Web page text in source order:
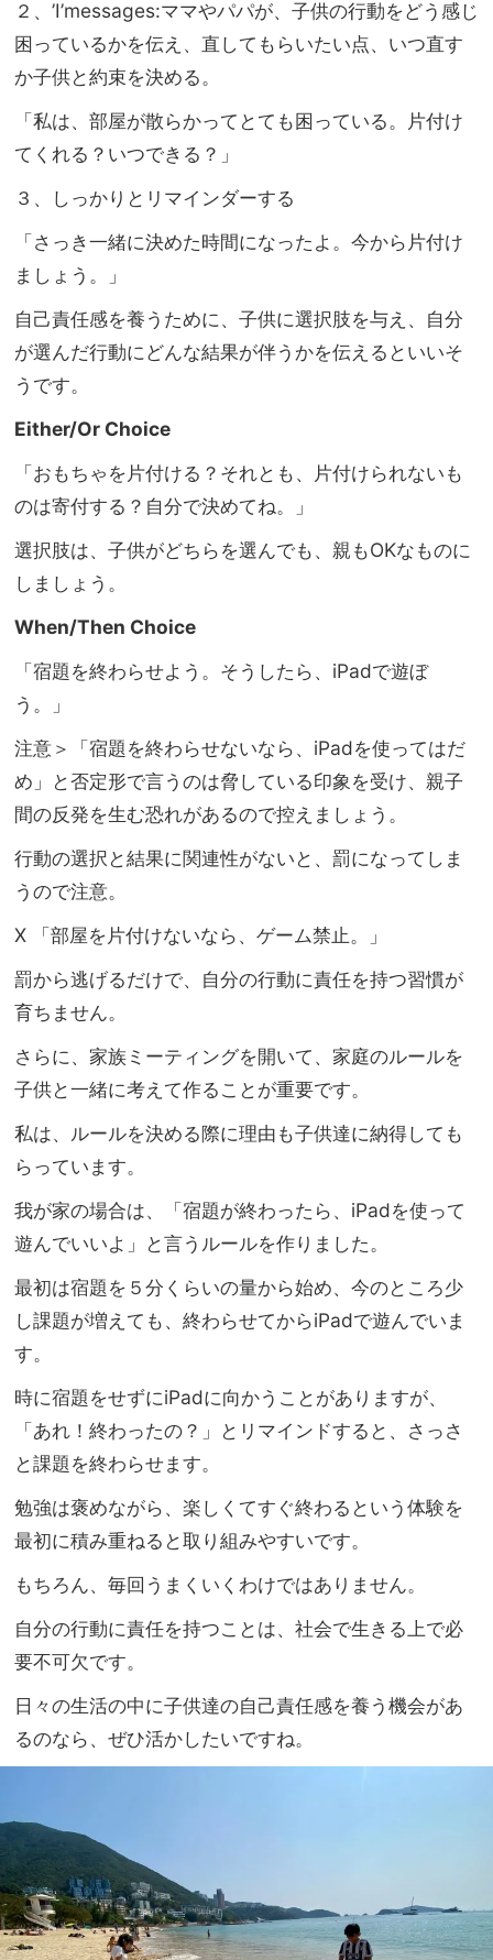
２、’I’messages:ママやパパが、 子供の行動をどう感じ
困っているかを伝え、直してもらいたい点、 いつ直す
か子供と約束を決める。
「私は、部屋が散らかってとても困っている。片付け
てくれる？ いつできる？」
３、しっかりとリマインダーする
「さっき一緒に決めた時間になったよ。今から片付け
ましょう。」
自己責任感を養うために、子供に選択肢を与え、 自分
が選んだ行動にどんな結果が伴うかを伝えるといいそ
うです。
Either/Or Choice
「おもちゃを片付ける？それとも、 片付けられないも
のは寄付する？自分で決めてね。」
選択肢は、子供がどちらを選んでも、親もOKなものに
しましょう 。
When/Then Choice
「宿題を終わらせよう。そうしたら、iPadで遊ぼ
う。」
注意＞「宿題を終わらせないなら、iPadを使ってはだ
め」
と否定形で言うのは脅している印象を受け、 親子
間の反発を生む恐れがあるので控えましょう。
行動の選択と結果に関連性がないと、罰になってしま
うので注意。
X 「部屋を片付けないなら、ゲーム禁止。」
罰から逃げるだけで、自分の行動に責任を持つ習慣が
育ちません。
さらに、家族ミーティングを開いて、 家庭のルールを
子供と一緒に考えて作ることが重要です。
私は、 ルールを決める際に理由も子供達に納得しても
らっています。
我が家の場合は、「宿題が終わったら、iPadを使って
遊んでいいよ」と言うルールを作りました。
最初は宿題を５分くらいの量から始め、 今のところ少
し課題が増えても、終わらせてからiPadで遊んでいま
す。
時に宿題をせずにiPadに向かうことがありますが、
「あれ！ 終わったの？」とリマインドすると、 さっさ
と課題を終わらせます。
勉強は褒めながら、楽しくてすぐ終わるという体験を
最初に積み重ねると取り組みやすいです。
もちろん、毎回うまくいくわけではありません。
自分の行動に責任を持つことは、 社会で生きる上で必
要不可欠です。
日々の生活の中に子供達の自己責任感を養う機会があ
るのなら、 ぜひ活かしたいですね。